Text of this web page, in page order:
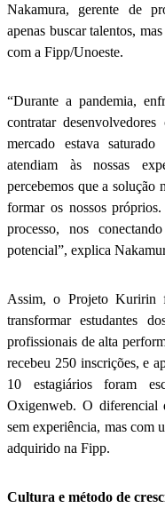
Nakamura, gerente de
apenas buscar talentos,
com a Fipp/Unoeste.
“Durante a pandemia,
contratar
mercado estava
atendiam às nossas
percebemos que a solução
formar os nossos
processo, nos
potencial”, explica
Assim, o Projeto Kuririn
transformar estudantes
profissionais de alta
recebeu 250 inscrições, e
10 estagiários foram
Oxigenweb. O diferencial
sem experiência, mas com
adquirido na Fipp.
Cultura e método de